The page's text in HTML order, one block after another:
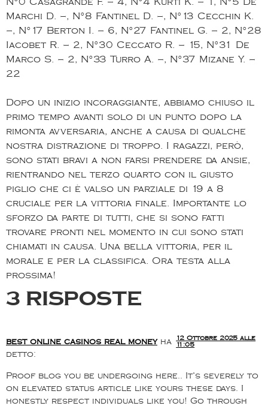
N°0 Casagrande F. – 4, N°4 Kurti K. – 1, N°5 De
Marchi D. –, N°8 Fantinel D. –, N°13 Cecchin K.
–, N°17 Berton I. – 6, N°27 Fantinel G. – 2, N°28
Iacobet R. – 2, N°30 Ceccato R. – 15, N°31 De
Marco S. – 2, N°33 Turro A. –, N°37 Mizane Y. –
22
Dopo un inizio incoraggiante, abbiamo chiuso il
primo tempo avanti solo di un punto dopo la
rimonta avversaria, anche a causa di qualche
nostra distrazione di troppo. I ragazzi, però,
sono stati bravi a non farsi prendere da ansie,
rientrando nel terzo quarto con il giusto
piglio che ci è valso un parziale di 19 a 8
cruciale per la vittoria finale. Importante lo
sforzo da parte di tutti, che si sono fatti
trovare pronti nel momento in cui sono stati
chiamati in causa. Una bella vittoria, per il
morale e per la classifica. Ora testa alla
prossima!
3 risposte
best online casinos real money ha
detto:
12 Ottobre 2025 alle
11:05
Proof blog you be undergoing here.. It’s severely to
on elevated status article like yours these days. I
honestly respect individuals like you! Go through